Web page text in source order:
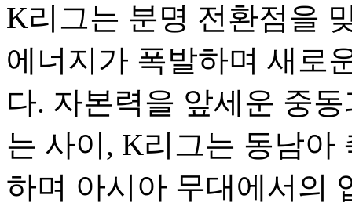
K리그는 분명 전환점을
에너지가 폭발하며 새로
다. 자본력을 앞세운 중
는 사이, K리그는 동남아
하며 아시아 무대에서의